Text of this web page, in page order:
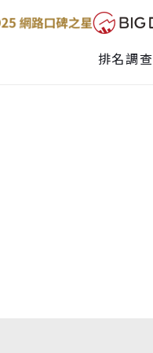
排名調查